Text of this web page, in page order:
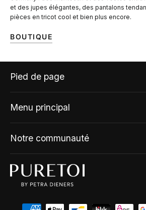
et des jupes élégantes, des pantalons
pièces en tricot cool et bien plus encore.
BOUTIQUE
Pied de page
Menu principal
Notre communauté